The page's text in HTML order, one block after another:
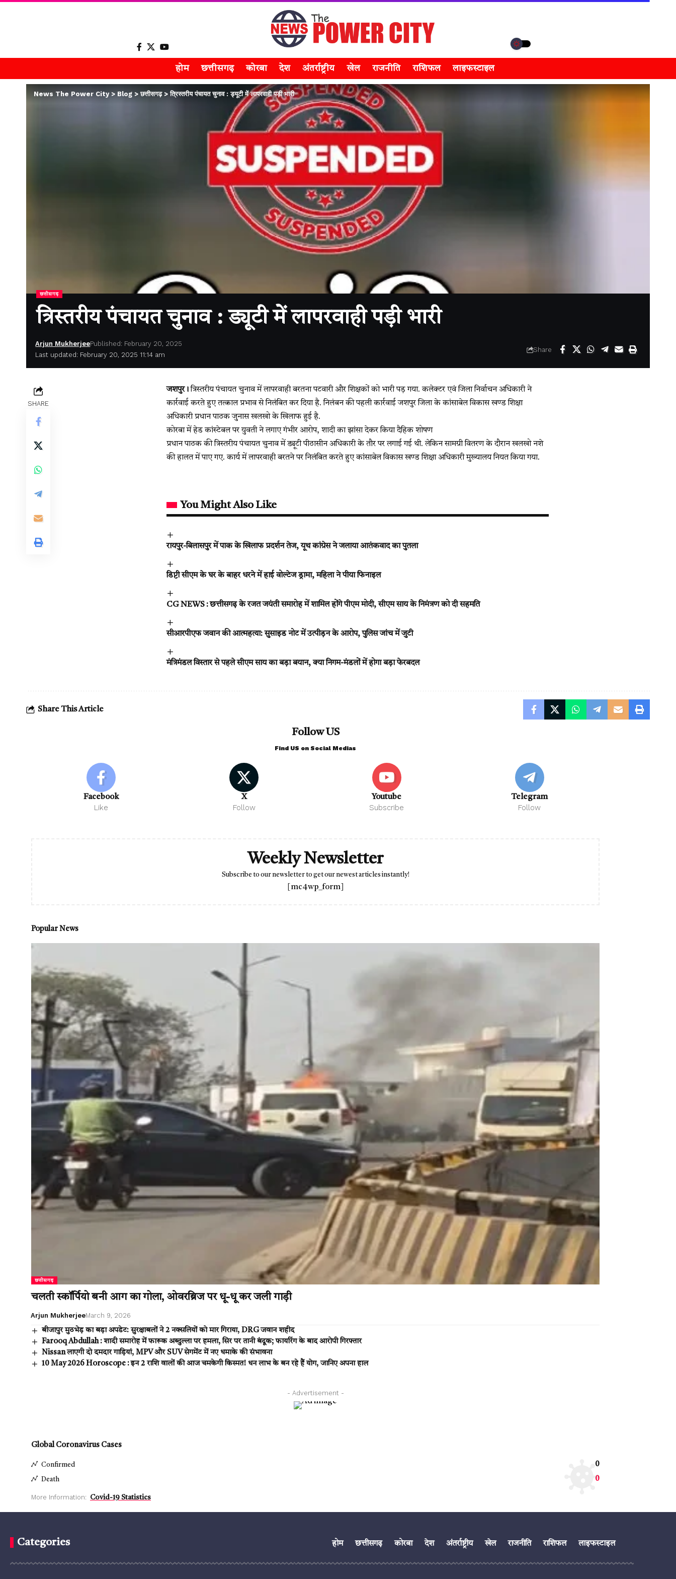
होम छत्तीसगढ़ कोरबा देश अंतर्राष्ट्रीय खेल राजनीति राशिफल लाइफस्टाइल
News The Power City> Blog >छत्तीसगढ़>त्रिस्तरीय पंचायत चुनाव : ड्यूटी में लापरवाही पड़ी भारी
छत्तीसगढ़
त्रिस्तरीय पंचायत चुनाव : ड्यूटी में लापरवाही पड़ी भारी
Last updated: February 20, 2025 11:14 am
Arjun MukherjeePublished: February 20, 2025
Share
SHARE
जशपुर। त्रिस्तरीय पंचायत चुनाव में लापरवाही बरतना पटवारी और शिक्षकों को भारी पड़ गया. कलेक्टर एवं जिला निर्वाचन अधिकारी ने
कार्रवाई करते हुए तत्काल प्रभाव से निलंबित कर दिया है. निलंबन की पहली कार्रवाई जशपुर जिला के कांसाबेल विकास खण्ड शिक्षा
अधिकारी प्रधान पाठक जुनास खलखो के खिलाफ हुई है.
कोरबा में हेड कांस्टेबल पर युवती ने लगाए गंभीर आरोप, शादी का झांसा देकर किया दैहिक शोषण
प्रधान पाठक की त्रिस्तरीय पंचायत चुनाव में ड्यूटी पीठासीन अधिकारी के तौर पर लगाई गई थी. लेकिन सामग्री वितरण के दौरान खलखो नशे
की हालत में पाए गए. कार्य में लापरवाही बरतने पर निलंबित करते हुए कांसाबेल विकास खण्ड शिक्षा अधिकारी मुख्यालय नियत किया गया.
You Might Also Like
रायपुर-बिलासपुर में पाक के खिलाफ प्रदर्शन तेज, यूथ कांग्रेस ने जलाया आतंकवाद का पुतला
डिप्टी सीएम के घर के बाहर धरने में हाई वोल्टेज ड्रामा, महिला ने पीया फिनाइल
CG NEWS : छत्तीसगढ़ के रजत जयंती समारोह में शामिल होंगे पीएम मोदी, सीएम साय के निमंत्रण को दी सहमति
सीआरपीएफ जवान की आत्महत्या: सुसाइड नोट में उत्पीड़न के आरोप, पुलिस जांच में जुटी
मंत्रिमंडल विस्तार से पहले सीएम साय का बड़ा बयान, क्या निगम-मंडलों में होगा बड़ा फेरबदल
Share This Article
Follow US
Find US on Social Medias
Facebook
Like
X
Follow
Youtube
Subscribe
Telegram
Follow
Weekly Newsletter
Subscribe to our newsletter to get our newest articles instantly!
[mc4wp_form]
Popular News
छत्तीसगढ़
चलती स्कॉर्पियो बनी आग का गोला, ओवरब्रिज पर धू-धू कर जली गाड़ी
Arjun MukherjeeMarch 9, 2026
बीजापुर मुठभेड़ का बड़ा अपडेट: सुरक्षाबलों ने 2 नक्सलियों को मार गिराया, DRG जवान शहीद
Farooq Abdullah : शादी समारोह में फारूक अब्दुल्ला पर हमला, सिर पर तानी बंदूक; फायरिंग के बाद आरोपी गिरफ्तार
Nissan लाएगी दो दमदार गाड़ियां, MPV और SUV सेगमेंट में नए धमाके की संभावना
10 May 2026 Horoscope : इन 2 राशि वालों की आज चमकेगी किस्मत! धन लाभ के बन रहे हैं योग, जानिए अपना हाल
- Advertisement -
Global Coronavirus Cases
Confirmed 0
Death 0
More Information: Covid-19 Statistics
Categories होम छत्तीसगढ़ कोरबा देश अंतर्राष्ट्रीय खेल राजनीति राशिफल लाइफस्टाइल